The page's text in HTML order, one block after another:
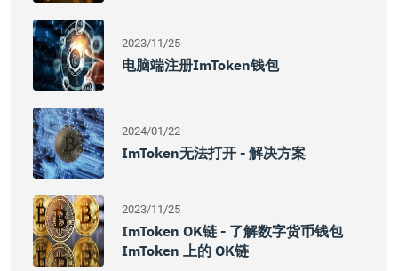
2023/11/25
电脑端注册imToken钱包
2024/01/22
ImToken无法打开 - 解决方案
2023/11/25
ImToken OK链 - 了解数字货币钱包
ImToken 上的 OK链